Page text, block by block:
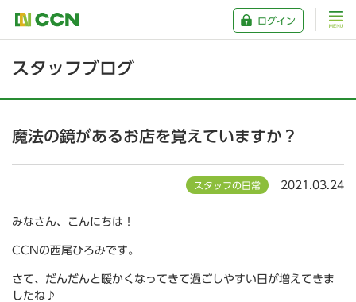
ログイン
スタッフブログ
魔法の鏡があるお店を覚えていますか？
スタッフの日常 2021.03.24
みなさん、こんにちは！
CCNの西尾ひろみです。
さて、だんだんと暖かくなってきて過ごしやすい日が増えてきま
したね♪